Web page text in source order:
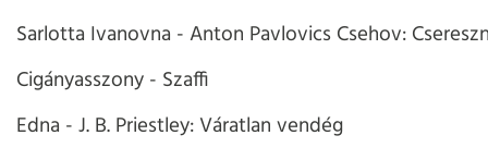
Sarlotta Ivanovna - Anton Pavlovics Csehov:
Cigányasszony - Szaffi
Edna - J. B. Priestley: Váratlan vendég